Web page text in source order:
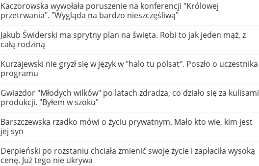
Kaczorowska wywołała poruszenie na konferencji "Królowej
przetrwania". "Wygląda na bardzo nieszczęśliwą"
Jakub Świderski ma sprytny plan na święta. Robi to jak jeden mąż, z
całą rodziną
Kurzajewski nie gryzł się w język w "halo tu polsat". Poszło o uczestnika
programu
Gwiazdor "Młodych wilków" po latach zdradza, co działo się za kulisami
produkcji. "Byłem w szoku"
Barszczewska rzadko mówi o życiu prywatnym. Mało kto wie, kim jest
jej syn
Derpieński po rozstaniu chciała zmienić swoje życie i zapłaciła wysoką
cenę. Już tego nie ukrywa